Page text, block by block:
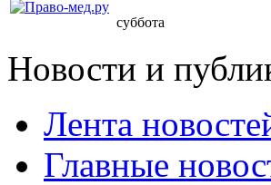
суббота
Новости и
Лента
Главные